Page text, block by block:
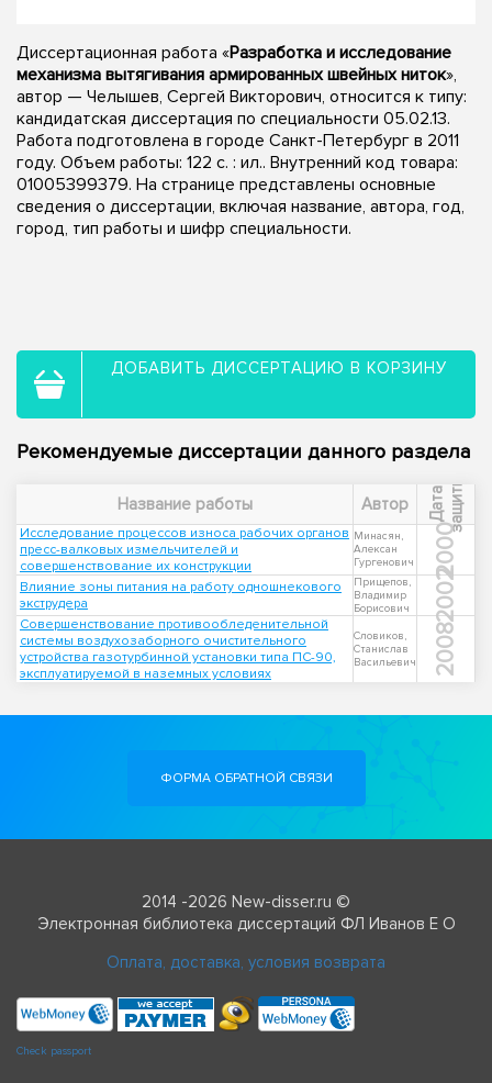
Диссертационная работа «Разработка и исследование
механизма вытягивания армированных швейных ниток»,
автор — Челышев, Сергей Викторович, относится к типу:
кандидатская диссертация по специальности 05.02.13.
Работа подготовлена в городе Санкт-Петербург в 2011
году. Объем работы: 122 с. : ил.. Внутренний код товара:
01005399379. На странице представлены основные
сведения о диссертации, включая название, автора, год,
город, тип работы и шифр специальности.
ДОБАВИТЬ ДИССЕРТАЦИЮ В КОРЗИНУ
Рекомендуемые диссертации данного раздела
Название работы Автор Д
а
т
а
з
а
щ
и
т ы
Исследование процессов износа рабочих органов
пресс-валковых измельчителей и
совершенствование их конструкции
Минасян,
Алексан
Гургенович
2000
Влияние зоны питания на работу одношнекового
экструдера
Прищепов,
Владимир
Борисович
2002
Совершенствование противообледенительной
системы воздухозаборного очистительного
устройства газотурбинной установки типа ПС-90,
эксплуатируемой в наземных условиях
Словиков,
Станислав
Васильевич
2008
ФОРМА ОБРАТНОЙ СВЯЗИ
2014 -2026 New-disser.ru ©
Электронная библиотека диссертаций ФЛ Иванов Е О
Оплата, доставка, условия возврата
Check passport